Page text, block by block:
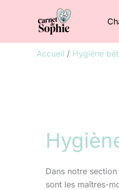
Accueil Hygiène
Dans notre
sont les maîtres-